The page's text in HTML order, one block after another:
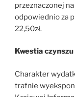
przeznaczonej
odpowiednio za
22,50zł.
Kwestia czynszu
Charakter
trafnie